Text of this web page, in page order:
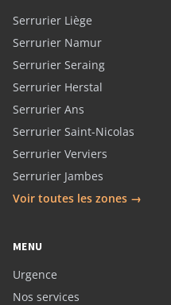
Serrurier Liège
Serrurier Namur
Serrurier Seraing
Serrurier Herstal
Serrurier Ans
Serrurier Saint-Nicolas
Serrurier Verviers
Serrurier Jambes
Voir toutes les zones →
MENU
Urgence
Nos services